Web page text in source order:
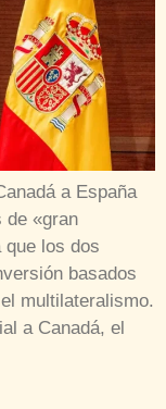
a España
de «gran
que los dos
basados
multilateralismo.
a Canadá, el